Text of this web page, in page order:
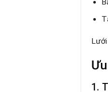
Lưới
1.